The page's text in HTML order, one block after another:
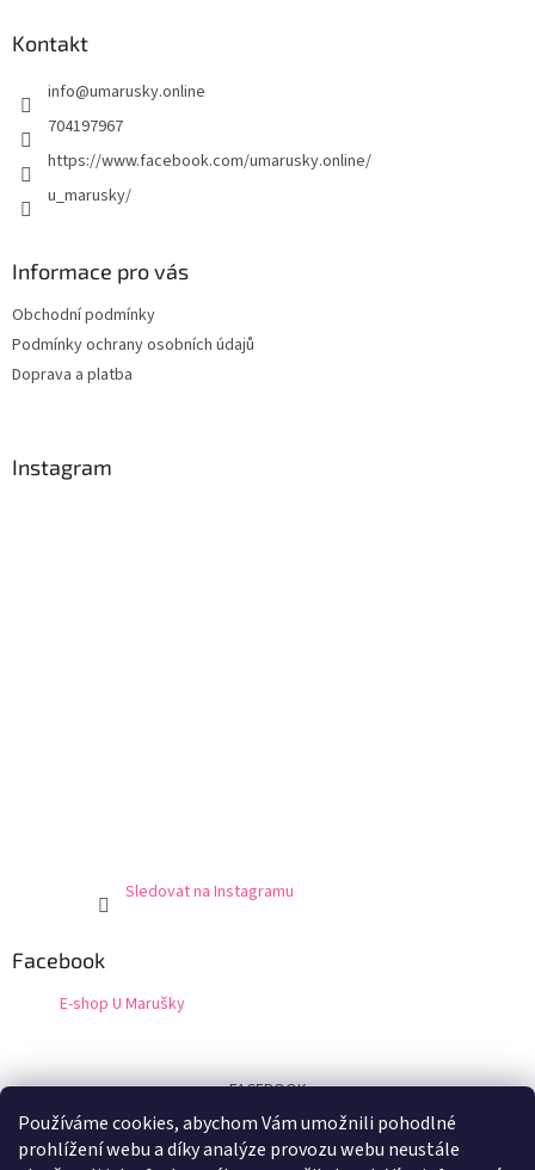
Používáme cookies, abychom Vám umožnili pohodlné
prohlížení webu a díky analýze provozu webu neustále
Kontakt
info@umarusky.online
704197967
https://www.facebook.com/umarusky.online/
u_marusky/
Informace pro vás
Obchodní podmínky
Podmínky ochrany osobních údajů
Doprava a platba
Instagram
Sledovat na Instagramu
Facebook
E-shop U Marušky
FACEBOOK
Certifikát